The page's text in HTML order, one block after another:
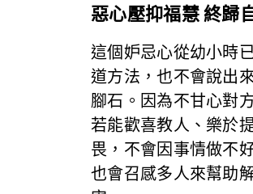
惡心壓抑福慧 終歸
這個妒忌心從幼小時
道方法，也不會說出
腳石。因為不甘心對
若能歡喜教人、樂於
畏，不會因事情做不
也會召感多人來幫助